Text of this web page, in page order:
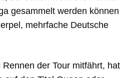
gesammelt werden können
mehrfache Deutsche
der Tour mitfährt, hat